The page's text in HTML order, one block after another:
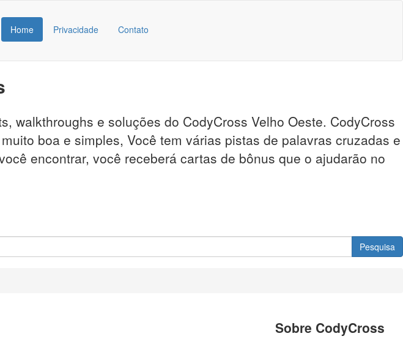
Home Privacidade Contato
walkthroughs e soluções do CodyCross Velho Oeste. CodyCross
boa e simples, Você tem várias pistas de palavras cruzadas e
encontrar, você receberá cartas de bônus que o ajudarão no
Pesquisa
Sobre CodyCross